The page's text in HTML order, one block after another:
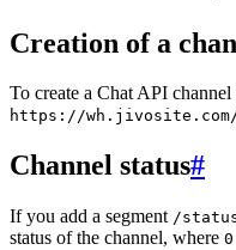
Creation of a
To create a Chat API
https://
Channel status#
If you add a segment /
status of the channel, where 0